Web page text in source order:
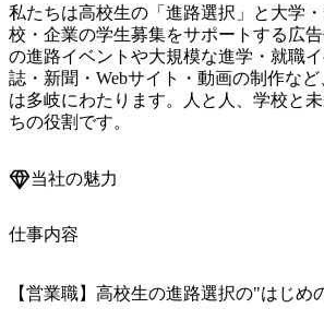
私たちは高校生の「進路選択」と大学
校・企業の学生募集をサポートする広
の進路イベントや大規模な進学・就職
誌・新聞・Webサイト・動画の制作な
は多岐にわたります。人と人、学校と
当社の魅力
仕事内容
【営業職】高校生の進路選択の"はじめ